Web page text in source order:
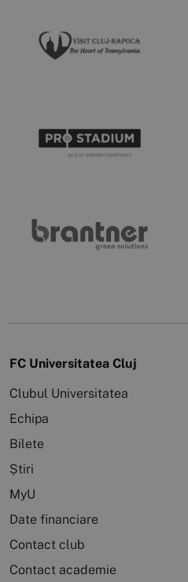
FC Universitatea Cluj
Clubul Universitatea
Echipa
Bilete
Știri
MyU
Date financiare
Contact club
Contact academie